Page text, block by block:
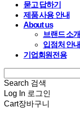
묻고 답하기
제품 사용 안내
About us
브랜드 소개
입점처 안내
기업회원전용
Search 검색
Log In 로그인
Cart장바구니